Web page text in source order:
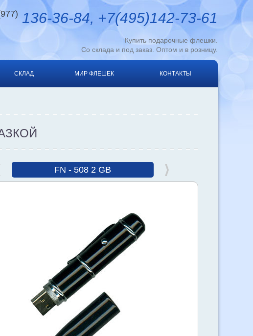
136-36-84, +7(495)142-73-61
Купить подарочные флешки.
Со склада и под заказ. Оптом и в розницу.
СКЛАД МИР ФЛЕШЕК КОНТАКТЫ
FN - 508 2 GB